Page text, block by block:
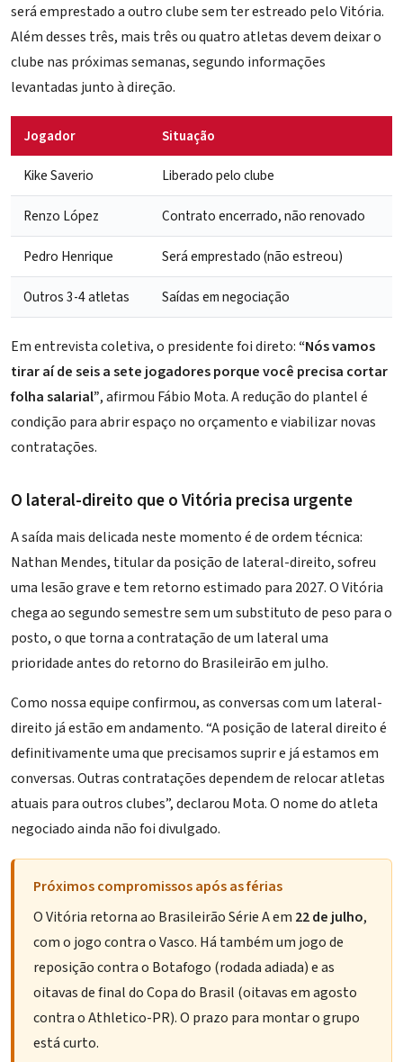
será emprestado a outro clube sem ter estreado pelo Vitória.
Além desses três, mais três ou quatro atletas devem deixar o
clube nas próximas semanas, segundo informações
levantadas junto à direção.
Jogador
Situação
Kike Saverio
Liberado pelo clube
Renzo López Contrato encerrado, não renovado
Pedro Henrique Será emprestado (não estreou)
Outros 3-4 atletas Saídas em negociação
Em entrevista coletiva, o presidente foi direto: “Nós vamos
tirar aí de seis a sete jogadores porque você precisa cortar
folha salarial”, afirmou Fábio Mota. A redução do plantel é
condição para abrir espaço no orçamento e viabilizar novas
contratações.
O lateral-direito que o Vitória precisa urgente
A saída mais delicada neste momento é de ordem técnica:
Nathan Mendes, titular da posição de lateral-direito, sofreu
uma lesão grave e tem retorno estimado para 2027. O Vitória
chega ao segundo semestre sem um substituto de peso para o
posto, o que torna a contratação de um lateral uma
prioridade antes do retorno do Brasileirão em julho.
Como nossa equipe confirmou, as conversas com um lateral-
direito já estão em andamento. “A posição de lateral direito é
definitivamente uma que precisamos suprir e já estamos em
conversas. Outras contratações dependem de relocar atletas
atuais para outros clubes”, declarou Mota. O nome do atleta
negociado ainda não foi divulgado.
Próximos compromissos após as férias
O Vitória retorna ao Brasileirão Série A em 22 de julho,
com o jogo contra o Vasco. Há também um jogo de
reposição contra o Botafogo (rodada adiada) e as
oitavas de final doCopa do Brasil (oitavas em agosto
contra o Athletico-PR). O prazo para montar o grupo
está curto.